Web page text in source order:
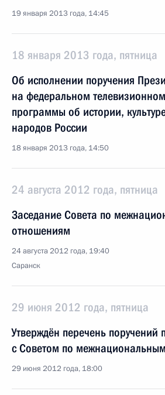
19 января 2013 года, 14:45
18 января 2013 года, пятница
Об исполнении поручения
на федеральном
программы об истории,
народов России
18 января 2013 года, 14:50
24 августа 2012 года, пятница
Заседание Совета по
отношениям
24 августа 2012 года, 19:40
Саранск
29 июня 2012 года, пятница
Утверждён перечень поручений
с Советом по
29 июня 2012 года, 18:00